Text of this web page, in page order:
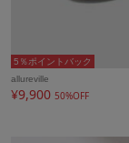
5％ポイントバック
allureville
¥9,900 50%OFF